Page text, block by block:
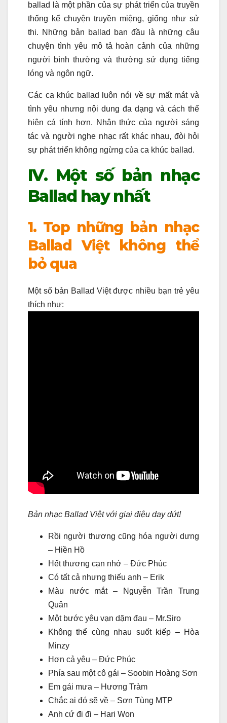
ballad là một phần của sự phát triển của truyền
thống kể chuyện truyền miệng, giống như sử
thi. Những bản ballad ban đầu là những câu
chuyện tình yêu mô tả hoàn cảnh của những
người bình thường và thường sử dụng tiếng
lóng và ngôn ngữ.
Các ca khúc ballad luôn nói về sự mất mát và
tình yêu nhưng nội dung đa dạng và cách thể
hiện cá tính hơn. Nhận thức của người sáng
tác và người nghe nhạc rất khác nhau, đòi hỏi
sự phát triển không ngừng của ca khúc ballad.
IV. Một số bản nhạc
Ballad hay nhất
1. Top những bản nhạc
Ballad Việt không thể
bỏ qua
Một số bản Ballad Việt được nhiều bạn trẻ yêu
thích như:
Bản nhạc Ballad Việt với giai điệu day dứt!
Rồi người thương cũng hóa người dưng
– Hiền Hồ
Hết thương cạn nhớ – Đức Phúc
Có tất cả nhưng thiếu anh – Erik
Màu nước mắt – Nguyễn Trần Trung
Quân
Một bước yêu vạn dặm đau – Mr.Siro
Không thể cùng nhau suốt kiếp – Hòa
Minzy
Hơn cả yêu – Đức Phúc
Phía sau một cô gái – Soobin Hoàng Sơn
Em gái mưa – Hương Tràm
Chắc ai đó sẽ về – Sơn Tùng MTP
Anh cứ đi đi – Hari Won